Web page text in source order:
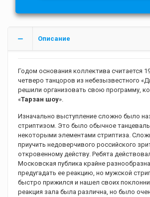
Описание
Годом основания коллектива считается
четверо танцоров из небезызвестного
решили организовать свою программу,
«Тарзан шоу».
Изначально выступление сложно было
стриптизом. Это было обычное
некоторыми элементами стриптиза.
приучить недоверчивого российского
откровенному действу. Ребята
Московская публика крайне
предугадать ее реакцию, но мужской
быстро прижился и нашел своих
реакция зала была различна, но было